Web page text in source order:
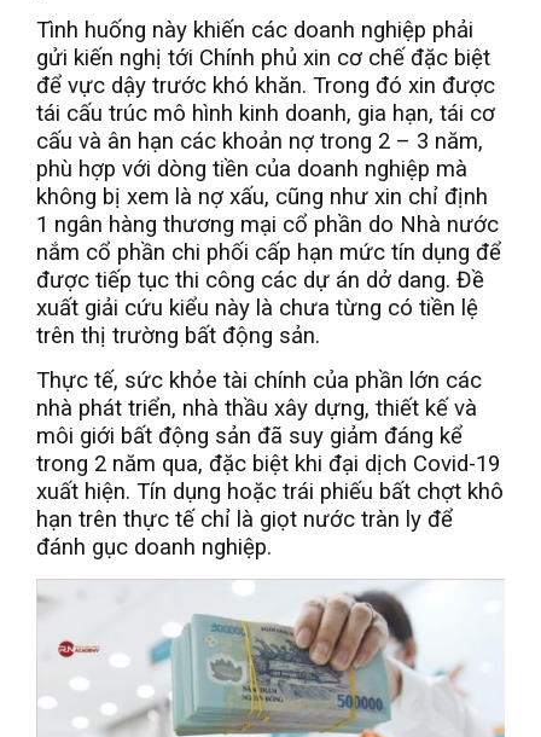
Tình huống này khiến các doanh nghiệp phải
gửi kiến nghị tới Chính phủ xin cơ chế đặc biệt
để vực dậy trước khó khăn. Trong đó xin được
tái cấu trúc mô hình kinh doanh, gia hạn, tái cơ
cấu và ân hạn các khoản nợ trong 2 – 3 năm,
phù hợp với dòng tiền của doanh nghiệp mà
không bị xem là nợ xấu, cũng như xin chỉ định
1 ngân hàng thương mại cổ phần do Nhà nước
nắm cổ phần chi phối cấp hạn mức tín dụng để
được tiếp tục thi công các dự án dở dang. Đề
xuất giải cứu kiểu này là chưa từng có tiền lệ
trên thị trường bất động sản.
Thực tế, sức khỏe tài chính của phần lớn các
nhà phát triển, nhà thầu xây dựng, thiết kế và
môi giới bất động sản đã suy giảm đáng kể
trong 2 năm qua, đặc biệt khi đại dịch Covid-19
xuất hiện. Tín dụng hoặc trái phiếu bất chợt khô
hạn trên thực tế chỉ là giọt nước tràn ly để
đánh gục doanh nghiệp.